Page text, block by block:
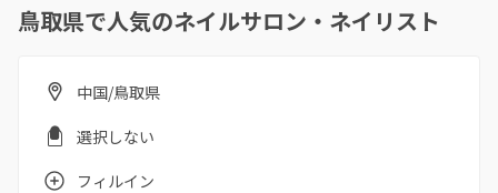
鳥取県で人気のネイルサロン・ネイリスト
中国/鳥取県
選択しない
フィルイン